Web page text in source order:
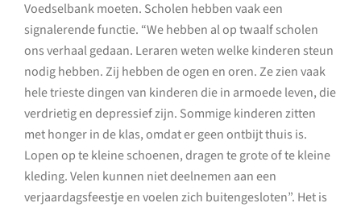
Voedselbank moeten. Scholen hebben vaak een
signalerende functie. “We hebben al op twaalf scholen
ons verhaal gedaan. Leraren weten welke kinderen steun
nodig hebben. Zij hebben de ogen en oren. Ze zien vaak
hele trieste dingen van kinderen die in armoede leven, die
verdrietig en depressief zijn. Sommige kinderen zitten
met honger in de klas, omdat er geen ontbijt thuis is.
Lopen op te kleine schoenen, dragen te grote of te kleine
kleding. Velen kunnen niet deelnemen aan een
verjaardagsfeestje en voelen zich buitengesloten”. Het is